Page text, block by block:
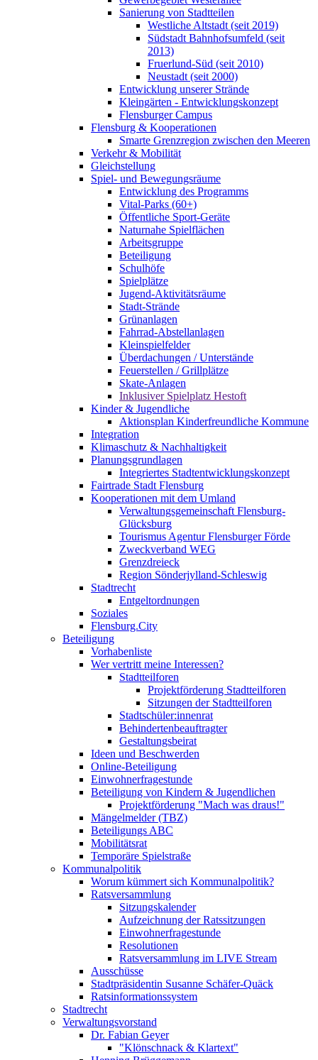
Sanierung von Stadtteilen
Westliche Altstadt (seit 2019)
Südstadt Bahnhofsumfeld (seit
2013)
Fruerlund-Süd (seit 2010)
Neustadt (seit 2000)
Entwicklung unserer Strände
Kleingärten - Entwicklungskonzept
Flensburger Campus
Flensburg & Kooperationen
Smarte Grenzregion zwischen den Meeren
Verkehr & Mobilität
Gleichstellung
Spiel- und Bewegungsräume
Entwicklung des Programms
Vital-Parks (60+)
Öffentliche Sport-Geräte
Naturnahe Spielflächen
Arbeitsgruppe
Beteiligung
Schulhöfe
Spielplätze
Jugend-Aktivitätsräume
Stadt-Strände
Grünanlagen
Fahrrad-Abstellanlagen
Kleinspielfelder
Überdachungen / Unterstände
Feuerstellen / Grillplätze
Skate-Anlagen
Inklusiver Spielplatz Hestoft
Kinder & Jugendliche
Aktionsplan Kinderfreundliche Kommune
Integration
Klimaschutz & Nachhaltigkeit
Planungsgrundlagen
Integriertes Stadtentwicklungskonzept
Fairtrade Stadt Flensburg
Kooperationen mit dem Umland
Verwaltungsgemeinschaft Flensburg-
Glücksburg
Tourismus Agentur Flensburger Förde
Zweckverband WEG
Grenzdreieck
Region Sönderjylland-Schleswig
Stadtrecht
Entgeltordnungen
Soziales
Flensburg.City
Beteiligung
Vorhabenliste
Wer vertritt meine Interessen?
Stadtteilforen
Projektförderung Stadtteilforen
Sitzungen der Stadtteilforen
Stadtschüler:innenrat
Behindertenbeauftragter
Gestaltungsbeirat
Ideen und Beschwerden
Online-Beteiligung
Einwohnerfragestunde
Beteiligung von Kindern & Jugendlichen
Projektförderung "Mach was draus!"
Mängelmelder (TBZ)
Beteiligungs ABC
Mobilitätsrat
Temporäre Spielstraße
Kommunalpolitik
Worum kümmert sich Kommunalpolitik?
Ratsversammlung
Sitzungskalender
Aufzeichnung der Ratssitzungen
Einwohnerfragestunde
Resolutionen
Ratsversammlung im LIVE Stream
Ausschüsse
Stadtpräsidentin Susanne Schäfer-Quäck
Ratsinformationssystem
Stadtrecht
Verwaltungsvorstand
Dr. Fabian Geyer
"Klönschnack & Klartext"